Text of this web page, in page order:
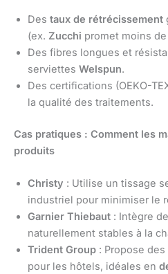
Des taux de rétrécissement
(ex. Zucchi promet moins
Des fibres longues et
serviettes Welspun.
Des certifications (OEKO-
la qualité des traitements.
Cas pratiques : Comment les
produits
Christy : Utilise un tissage
industriel pour minimiser le
Garnier Thiebaut : Intègre
naturellement stables à la
Trident Group : Propose
pour les hôtels, idéales en